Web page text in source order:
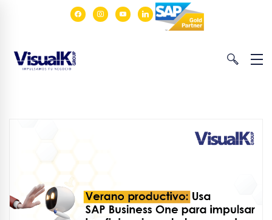
facebookinstagram
youtubelinkedin